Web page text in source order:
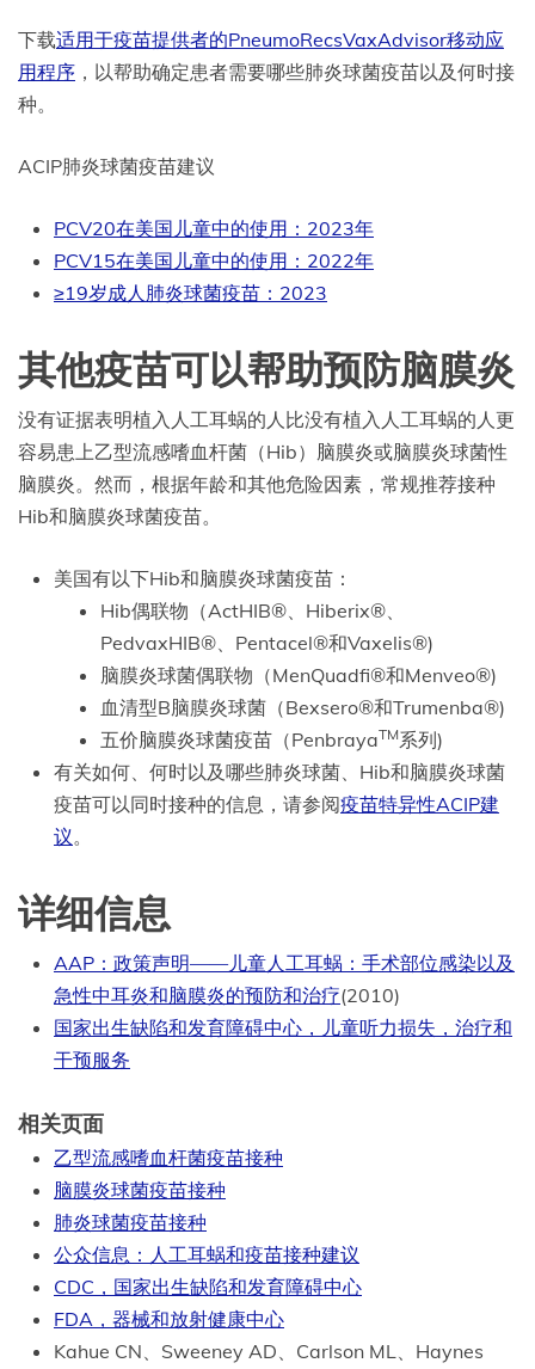
下载适用于疫苗提供者的PneumoRecsVaxAdvisor移动应
用程序 ，以帮助确定患者需要哪些肺炎球菌疫苗以及何时接
种。
ACIP肺炎球菌疫苗建议
PCV20在美国儿童中的使用：2023年
PCV15在美国儿童中的使用：2022年
≥19岁成人肺炎球菌疫苗：2023
其他疫苗可以帮助预防脑膜炎
没有证据表明植入人工耳蜗的人比没有植入人工耳蜗的人更
容易患上乙型流感嗜血杆菌（Hib）脑膜炎或脑膜炎球菌性
脑膜炎。然而，根据年龄和其他危险因素，常规推荐接种
Hib和脑膜炎球菌疫苗。
美国有以下Hib和脑膜炎球菌疫苗：
Hib偶联物（ActHIB®、Hiberix®、
PedvaxHIB®、Pentacel®和Vaxelis®)
脑膜炎球菌偶联物（MenQuadfi®和Menveo®)
血清型B脑膜炎球菌（Bexsero®和Trumenba®)
五价脑膜炎球菌疫苗（PenbrayaTM系列)
有关如何、何时以及哪些肺炎球菌、Hib和脑膜炎球菌
疫苗可以同时接种的信息，请参阅疫苗特异性ACIP建
议。
详细信息
AAP：政策声明——儿童人工耳蜗：手术部位感染以及
急性中耳炎和脑膜炎的预防和治疗(2010)
国家出生缺陷和发育障碍中心，儿童听力损失，治疗和
干预服务
相关页面
乙型流感嗜血杆菌疫苗接种
脑膜炎球菌疫苗接种
肺炎球菌疫苗接种
公众信息：人工耳蜗和疫苗接种建议
CDC，国家出生缺陷和发育障碍中心
FDA，器械和放射健康中心
Kahue CN、Sweeney AD、Carlson ML、Haynes